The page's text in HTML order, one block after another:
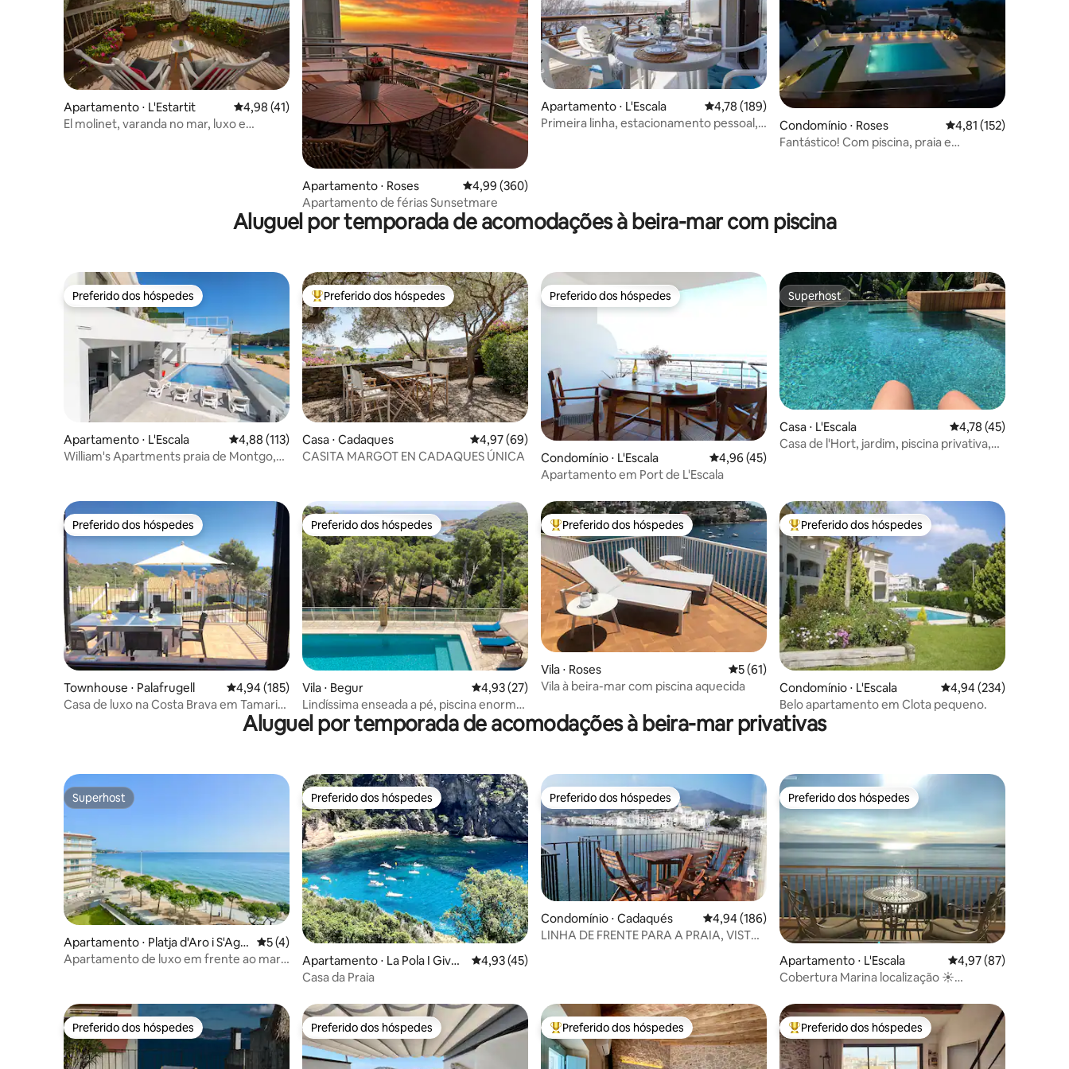
Apartamento ⋅ L'Estartit 4,98 de uma avaliação média de 5, 41 avaliações
4,98 (41)
El molinet, varanda no mar, luxo e
Apartamento ⋅ Roses 4,99 de uma avaliação média de 5, 360 avaliações
4,99 (360)
Apartamento de férias Sunsetmare
Apartamento ⋅ L'Escala 4,78 de uma avaliação média de 5, 189 avaliações
4,78 (189)
Primeira linha, estacionamento pessoal,
Condomínio ⋅ Roses 4,81 de uma avaliação
4,81 (152)
Fantástico! Com piscina, praia e
Aluguel por temporada de acomodações à beira-mar com piscina
Preferido dos hóspedes
Preferido dos hóspedes
Apartamento ⋅ L'Escala 4,88 de uma avaliação média de 5, 113 avaliações
4,88 (113)
William's Apartments praia de Montgo,
Entre os melhores preferidos dos hóspedes
Preferido dos hóspedes
Casa ⋅ Cadaques 4,97 de uma avaliação média de 5, 69 avaliações
4,97 (69)
CASITA MARGOT EN CADAQUES ÚNICA
Preferido dos hóspedes
Preferido dos hóspedes
Condomínio ⋅ L'Escala 4,96 de uma avaliação média de 5, 45 avaliações
4,96 (45)
Apartamento em Port de L'Escala
Superhost
Superhost
Casa ⋅ L'Escala 4,78 de uma
4,78 (45)
Casa de l'Hort, jardim, piscina privativa,
Preferido dos hóspedes
Preferido dos hóspedes
Townhouse ⋅ Palafrugell 4,94 de uma avaliação média de 5, 185 avaliações
4,94 (185)
Casa de luxo na Costa Brava em Tamariu
Preferido dos hóspedes
Preferido dos hóspedes
Vila ⋅ Begur 4,93 de uma avaliação média de 5, 27 avaliações
4,93 (27)
Lindíssima enseada a pé, piscina enorme
e A VISTA!
Entre os melhores preferidos dos hóspedes
Preferido dos hóspedes
Vila ⋅ Roses 5 de uma avaliação média de 5, 61 avaliações
5 (61)
Vila à beira-mar com piscina aquecida
Entre os melhores preferidos dos hóspedes
Preferido dos hóspedes
Condomínio ⋅ L'Escala 4,94 de uma avaliação
4,94 (234)
Belo apartamento em Clota pequeno.
Aluguel por temporada de acomodações à beira-mar privativas
Superhost
Superhost
Apartamento ⋅ Platja d'Aro i S'Aga
ró
5 de uma avaliação média de 5, 4 avaliações
5 (4)
Apartamento de luxo em frente ao mar
Preferido dos hóspedes
Preferido dos hóspedes
Apartamento ⋅ La Pola I Giver
ola
4,93 de uma avaliação média de 5, 45 avaliações
4,93 (45)
Casa da Praia
Preferido dos hóspedes
Preferido dos hóspedes
Condomínio ⋅ Cadaqués 4,94 de uma avaliação média de 5, 186 avaliações
4,94 (186)
LINHA DE FRENTE PARA A PRAIA, VISTAS
Preferido dos hóspedes
Preferido dos hóspedes
Apartamento ⋅ L'Escala 4,97 de uma
4,97 (87)
Cobertura Marina localização ☀️
Preferido dos hóspedes
Preferido dos hóspedes Preferido dos hóspedes
Preferido dos hóspedes Entre os melhores preferidos dos hóspedes
Preferido dos hóspedes Entre os melhores preferidos dos hóspedes
Preferido dos hóspedes